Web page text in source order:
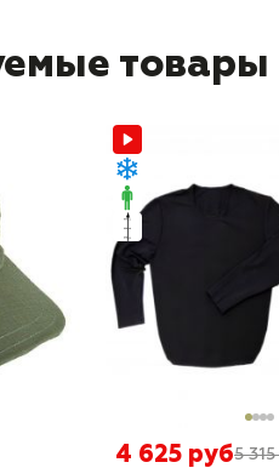
товары
4 625 руб5